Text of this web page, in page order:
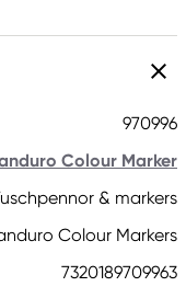
970996
Colour Marker
& markers
Colour Markers
7320189709963